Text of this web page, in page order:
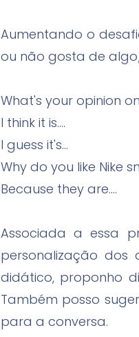
Aumentando o
ou não gosta de
What's your opinion
I think it is....
I guess it's...
Why do you like Nike
Because they are....
Associada a essa
personalização dos
didático, proponho
Também posso
para a conversa.